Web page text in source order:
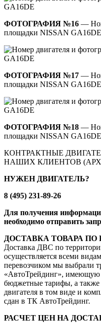
ФОТОГРАФИЯ №16 —
площадки NISSAN GA16DE
ФОТОГРАФИЯ №17 —
площадки NISSAN GA16DE
ФОТОГРАФИЯ №18 —
площадки NISSAN GA16DE
КОНТРАКТНЫЕ
НАШИХ КЛИЕНТОВ
НУЖЕН ДВИГАТЕЛЬ?
8 (495) 231-89-26
Для получения
необходимо отправить
ДОСТАВКА ТОВАРА ПО
Доставка ДВС по
осуществляется всеми
перевозчиком мы выбрали
«АвтоТрейдинг»,
бюджетные тарифы, а
двигателя в том виде и
сдан в ТК АвтоТрейдинг.
РАСЧЕТ ЦЕН НА